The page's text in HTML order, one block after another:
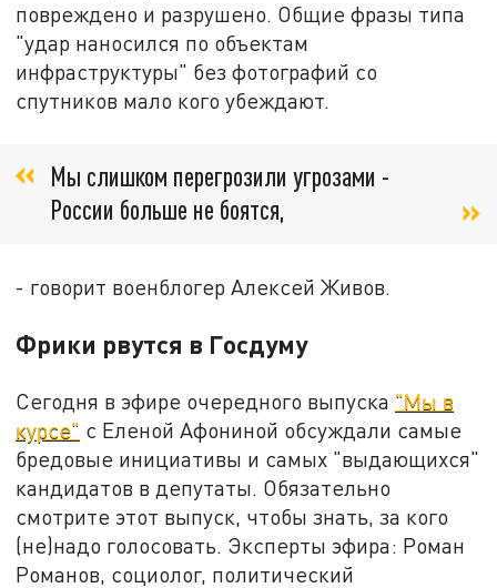
повреждено и разрушено. Общие фразы типа
"удар наносился по объектам
инфраструктуры" без фотографий со
спутников мало кого убеждают.
Мы слишком перегрозили угрозами -
России больше не боятся,
- говорит военблогер Алексей Живов.
Фрики рвутся в Госдуму
Сегодня в эфире очередного выпуска "Мы в
курсе" с Еленой Афониной обсуждали самые
бредовые инициативы и самых "выдающихся"
кандидатов в депутаты. Обязательно
смотрите этот выпуск, чтобы знать, за кого
(не)надо голосовать. Эксперты эфира: Роман
Романов, социолог, политический